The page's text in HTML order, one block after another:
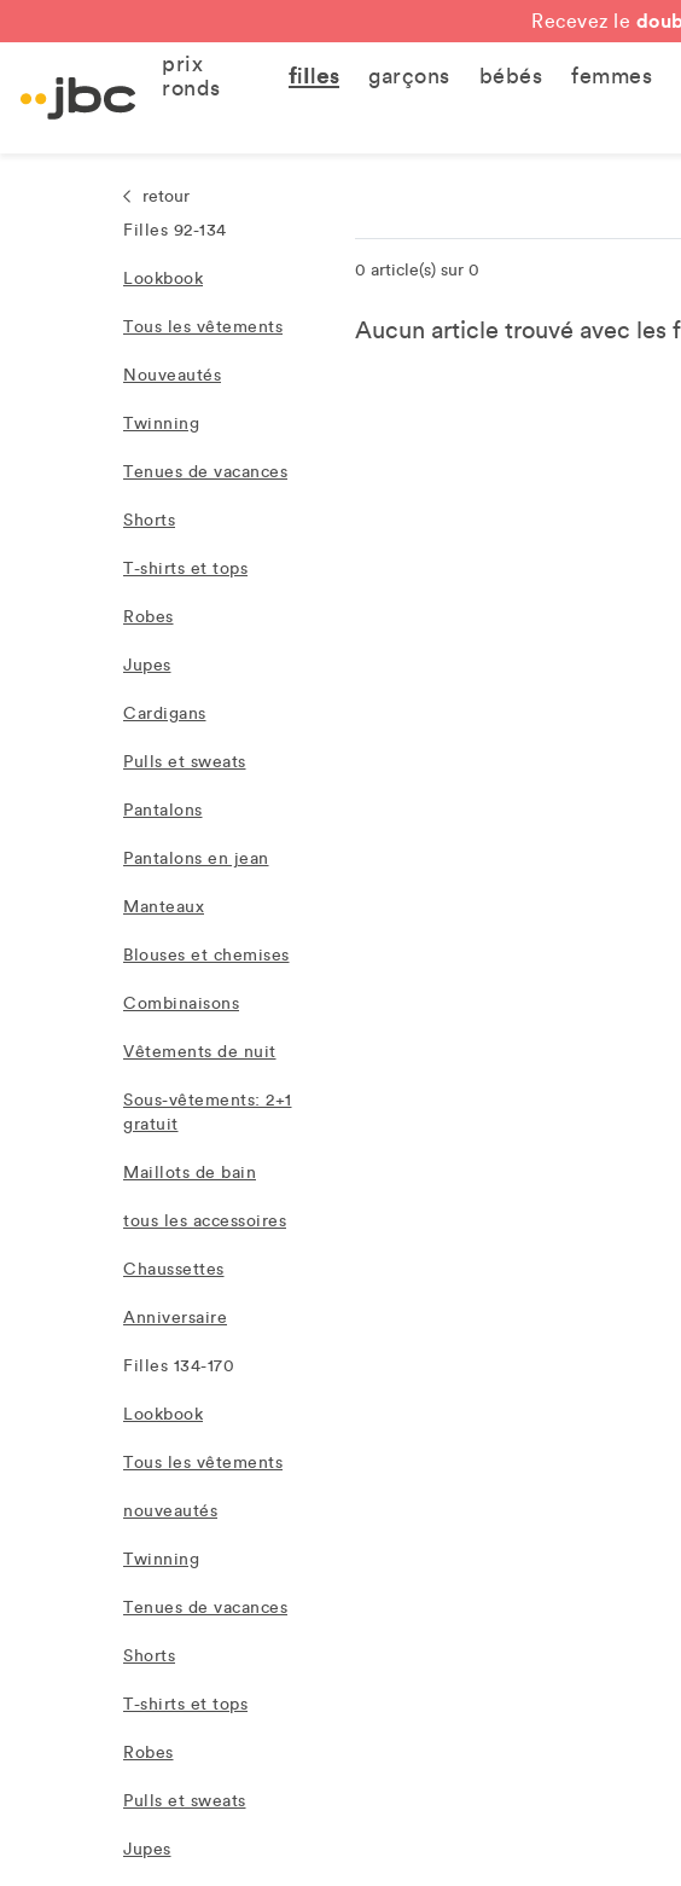
Recevez le
prix
ronds
filles garçons bébés femmes
retour
Filles 92-134
Lookbook
Tous les vêtements
Nouveautés
Twinning
Tenues de vacances
Shorts
T-shirts et tops
Robes
Jupes
Cardigans
Pulls et sweats
Pantalons
Pantalons en jean
Manteaux
Blouses et chemises
Combinaisons
Vêtements de nuit
Sous-vêtements: 2+1
gratuit
Maillots de bain
tous les accessoires
Chaussettes
Anniversaire
Filles 134-170
Lookbook
Tous les vêtements
nouveautés
Twinning
Tenues de vacances
Shorts
T-shirts et tops
Robes
Pulls et sweats
Jupes
0 article(s) sur 0
Aucun article trouvé avec les